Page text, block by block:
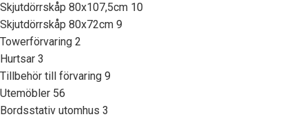
Skjutdörrskåp 80x107,5cm 10
Skjutdörrskåp 80x72cm 9
Towerförvaring 2
Hurtsar 3
Tillbehör till förvaring 9
Utemöbler 56
Bordsstativ utomhus 3